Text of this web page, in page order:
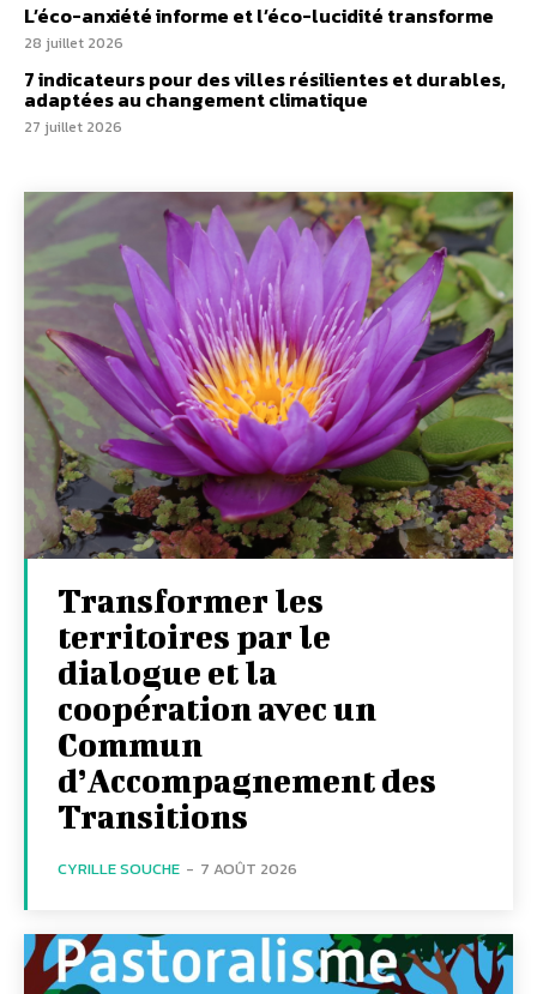
L’éco-anxiété informe et l’éco-lucidité transforme
28 juillet 2026
7 indicateurs pour des villes résilientes et durables,
adaptées au changement climatique
27 juillet 2026
Transformer les
territoires par le
dialogue et la
coopération avec un
Commun
d’Accompagnement des
Transitions
CYRILLE SOUCHE - 7 AOÛT 2026